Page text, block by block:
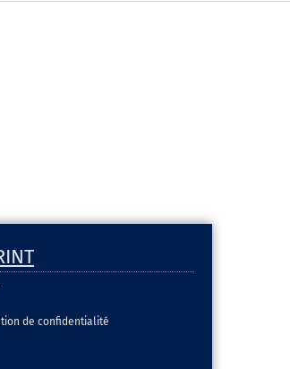
de confidentialité